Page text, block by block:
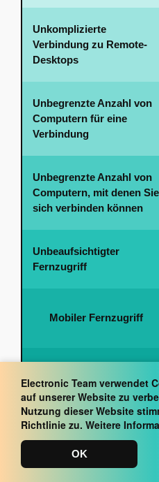
Electronic Team verwendet
auf unserer Website zu
Nutzung dieser Website
Richtlinie zu. Weitere
OK
Unkomplizierte
Verbindung zu Remote-
Desktops
Unbegrenzte Anzahl von
Computern für eine
Verbindung
Unbegrenzte Anzahl von
Computern, mit denen Sie
sich verbinden können
Unbeaufsichtigter
Fernzugriff
Mobiler Fernzugriff
Jetzt beitreten – voller